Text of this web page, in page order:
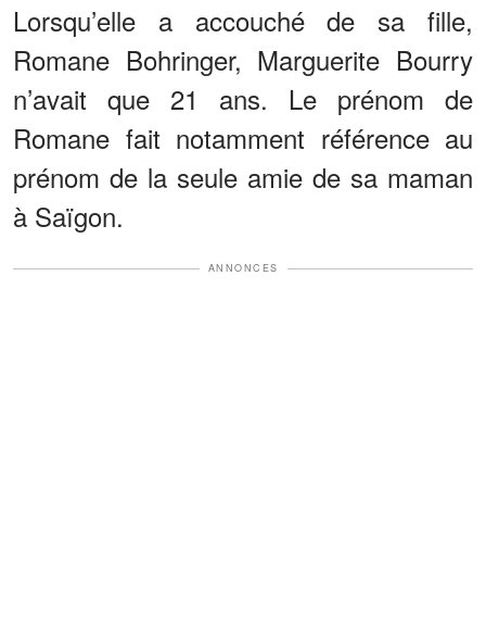
Lorsqu’elle a accouché de sa fille,
Romane Bohringer, Marguerite Bourry
n’avait que 21 ans. Le prénom de
Romane fait notamment référence au
prénom de la seule amie de sa maman
à Saïgon.
ANNONCES